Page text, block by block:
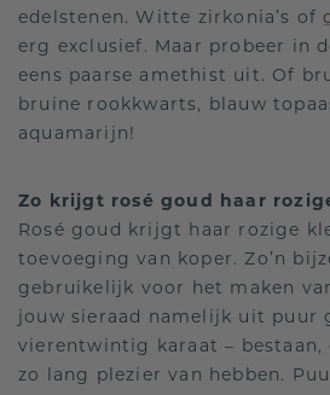
edelstenen. Witte zirkonia’s of
erg exclusief. Maar probeer in
eens paarse amethist uit. Of
bruine rookkwarts, blauw
aquamarijn!
Zo krijgt rosé goud haar
Rosé goud krijgt haar rozige
toevoeging van koper. Zo’n
gebruikelijk voor het maken
jouw sieraad namelijk uit puur
vierentwintig karaat – bestaan,
zo lang plezier van hebben.